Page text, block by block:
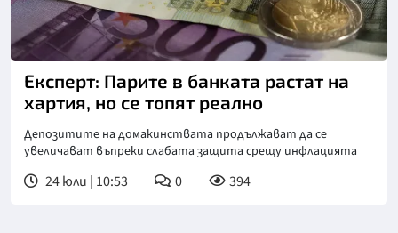
Експерт: Парите в банката растат на
хартия, но се топят реално
Депозитите на домакинствата продължават да се
увеличават въпреки слабата защита срещу инфлацията
24 юли | 10:53 0 394